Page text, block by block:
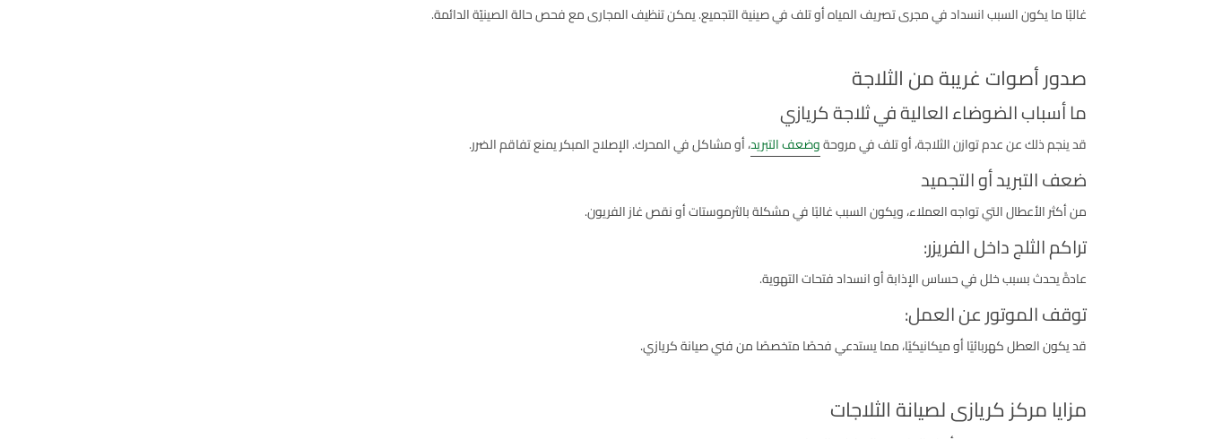
غالبًا ما يكون السبب انسداد في مجرى تصريف المياه أو تلف في صينية التجميع. يمكن تنظيف المجارى مع فحص حالة الصينيّة الدائمة.
صدور أصوات غريبة من الثلاجة
ما أسباب الضوضاء العالية في ثلاجة كريازي
قد ينجم ذلك عن عدم توازن الثلاجة، أو تلف في مروحةوضعف التبريد، أو مشاكل في المحرك. الإصلاح المبكر يمنع تفاقم الضرر.
ضعف التبريد أو التجميد
من أكثر الأعطال التي تواجه العملاء، ويكون السبب غالبًا في مشكلة بالثرموستات أو نقص غاز الفريون.
تراكم الثلج داخل الفريزر:
عادةً يحدث بسبب خلل في حساس الإذابة أو انسداد فتحات التهوية.
توقف الموتور عن العمل:
قد يكون العطل كهربائيًا أو ميكانيكيًا، مما يستدعي فحصًا متخصصًا من فني صيانة كريازي.
مزايا مركز كريازى لصيانة الثلاجات